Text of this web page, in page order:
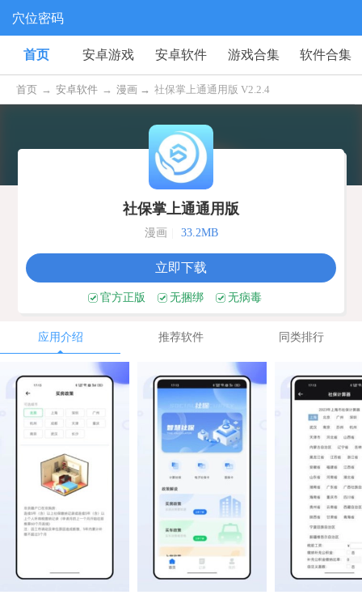
穴位密码
首页 安卓游戏 安卓软件 游戏合集 软件合集
首页 → 安卓软件 → 漫画 → 社保掌上通通用版 V2.2.4
社保掌上通通用版
漫画 33.2MB
立即下载
官方正版 无捆绑 无病毒
应用介绍 推荐软件 同类排行